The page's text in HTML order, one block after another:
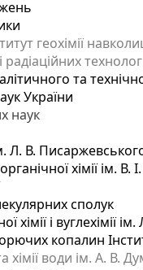
геохімії
радіаційних
та
України
наук
Л. В.
хімії ім. В.
сполук
хімії і вуглехімії
копалин
та хімії води ім. А.